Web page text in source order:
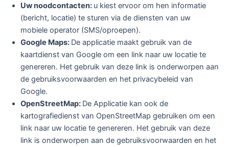
Uw noodcontacten: u kiest ervoor om hen informatie
(bericht, locatie) te sturen via de diensten van uw
mobiele operator (SMS/oproepen).
Google Maps: De applicatie maakt gebruik van de
kaartdienst van Google om een link naar uw locatie te
genereren. Het gebruik van deze link is onderworpen aan
de gebruiksvoorwaarden en het privacybeleid van
Google.
OpenStreetMap: De Applicatie kan ook de
kartografiedienst van OpenStreetMap gebruiken om een
link naar uw locatie te genereren. Het gebruik van deze
link is onderworpen aan de gebruiksvoorwaarden en het